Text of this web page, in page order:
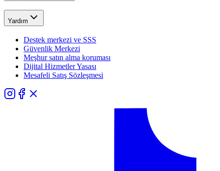
Yardım
Destek merkezi ve SSS
Güvenlik Merkezi
Meşhur satın alma koruması
Dijital Hizmetler Yasası
Mesafeli Satış Sözleşmesi